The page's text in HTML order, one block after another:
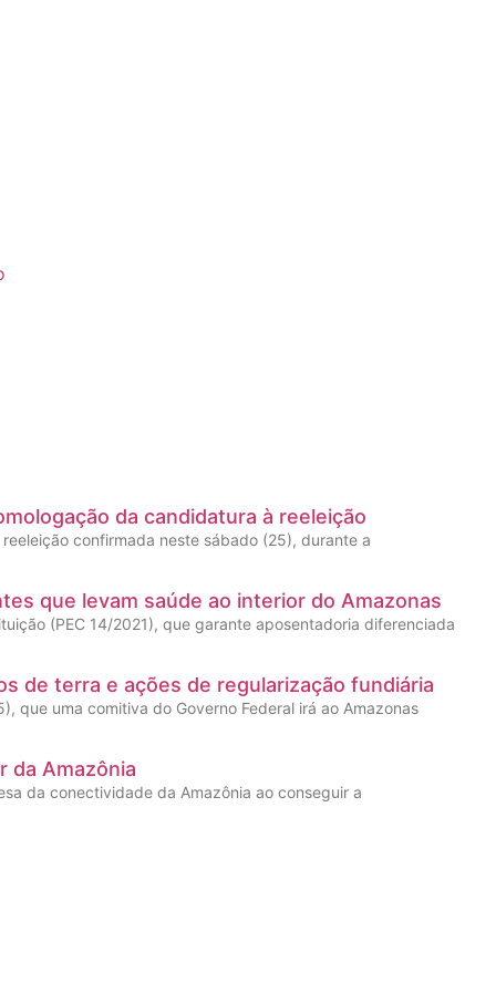
da candidatura à reeleição
confirmada neste sábado (25), durante a
que levam saúde ao interior do Amazonas
(PEC 14/2021), que garante aposentadoria diferenciada
de terra e ações de regularização fundiária
que uma comitiva do Governo Federal irá ao Amazonas
da Amazônia
da conectividade da Amazônia ao conseguir a